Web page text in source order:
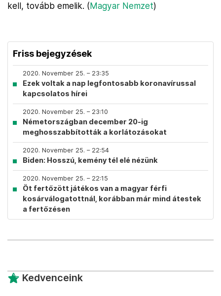
kell, tovább emelik. (Magyar Nemzet)
Friss bejegyzések
2020. November 25. – 23:35
Ezek voltak a nap legfontosabb koronavírussal
kapcsolatos hírei
2020. November 25. – 23:10
Németországban december 20-ig
meghosszabbították a korlátozásokat
2020. November 25. – 22:54
Biden: Hosszú, kemény tél elé nézünk
2020. November 25. – 22:15
Öt fertőzött játékos van a magyar férfi
kosárválogatottnál, korábban már mind átestek
a fertőzésen
Kedvenceink